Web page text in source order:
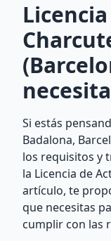
Si estás
Badalona,
los requisitos y
la Licencia de
artículo, te
que necesitas
cumplir con las